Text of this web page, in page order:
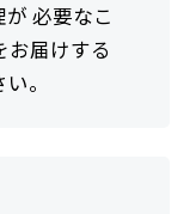
必要なこ
お届けする
。